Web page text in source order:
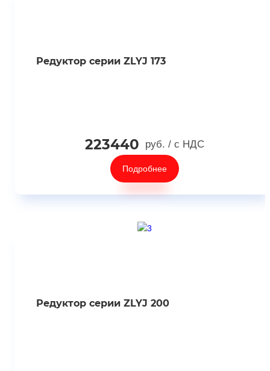
Редуктор серии ZLYJ 173
223440 руб. / с НДС
Подробнее
Редуктор серии ZLYJ 200